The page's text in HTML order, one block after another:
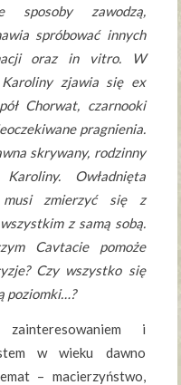
sposoby zawodzą,
spróbować innych
oraz in vitro. W
zjawia się ex
Chorwat, czarnooki
pragnienia.
skrywany, rodzinny
Owładnięta
musi zmierzyć się z
z samą sobą.
Cavtacie pomoże
Czy wszystko się
poziomki…?
i
w wieku dawno
– macierzyństwo,